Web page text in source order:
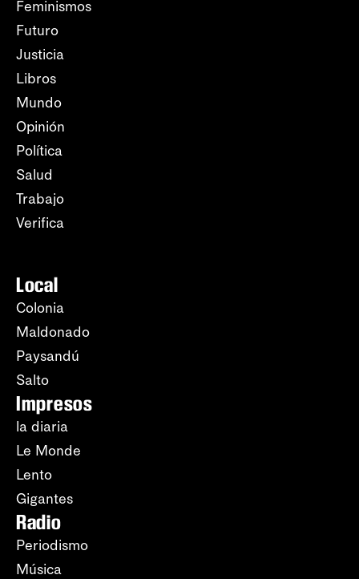
Feminismos
Futuro
Justicia
Libros
Mundo
Opinión
Política
Salud
Trabajo
Verifica
Local
Colonia
Maldonado
Paysandú
Salto
Impresos
la diaria
Le Monde
Lento
Gigantes
Radio
Periodismo
Música